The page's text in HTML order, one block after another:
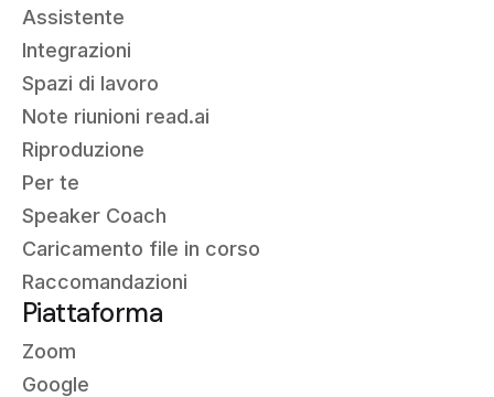
Assistente
Integrazioni
Spazi di lavoro
Note riunioni read.ai
Riproduzione
Per te
Speaker Coach
Caricamento file in corso
Raccomandazioni
Piattaforma
Zoom
Google